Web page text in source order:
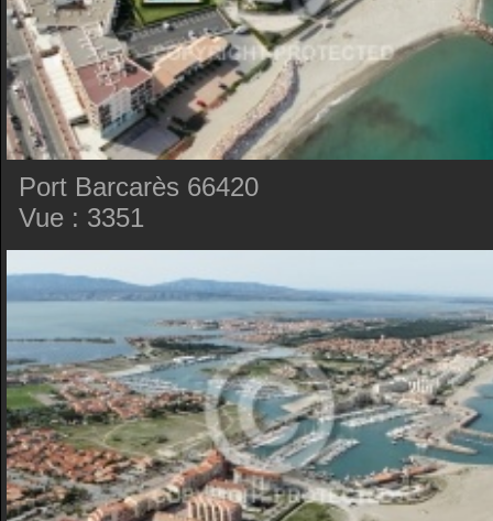
Port Barcarès 66420
Vue : 3351